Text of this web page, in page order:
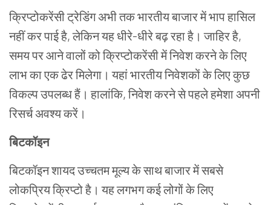
क्रिप्टोकरेंसीट्रेडिंगअभीतकभारतीयबाजारमेंभापहासिल
नहींकरपाईहै,लेकिनयह धीरे-धीरेबढ़रहाहै। जाहिरहै,
समय पर आने वालोंकोक्रिप्टोकरेंसीमेंनिवेशकरनेकेलिए
लाभकाएकढेरमिलेगा। यहांभारतीयनिवेशकोंकेलिएकुछ
विकल्पउपलब्धहैं। हालांकि,निवेशकरनेसेपहलेहमेशाअपनी
रिसर्च अवश्यकरें।
बिटकॉइन
बिटकॉइनशायदउच्चतममूल्यकेसाथबाजारमेंसबसे
लोकप्रियक्रिप्टोहै। यहलगभगकईलोगोंकेलिए